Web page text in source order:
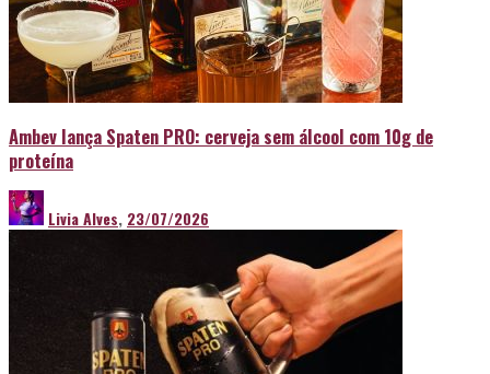
Ambev lança Spaten PRO: cerveja sem álcool com 10g de
proteína
Livia Alves, 23/07/2026